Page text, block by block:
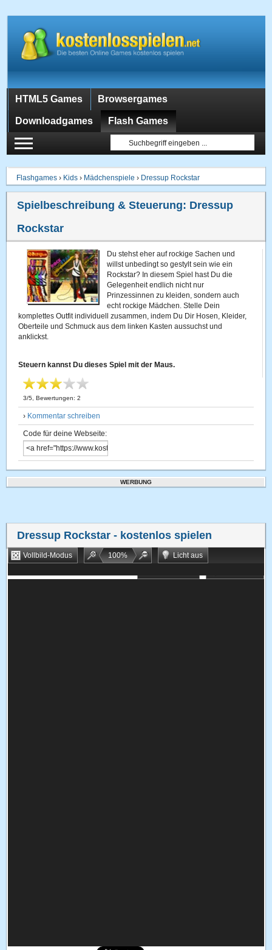
HTML5 Games Browsergames
Downloadgames Flash Games
Flashgames › Kids › Mädchenspiele › Dressup Rockstar
Spielbeschreibung & Steuerung: Dressup
Rockstar
Du stehst eher auf rockige Sachen und
willst unbedingt so gestylt sein wie ein
Rockstar? In diesem Spiel hast Du die
Gelegenheit endlich nicht nur
Prinzessinnen zu kleiden, sondern auch
echt rockige Mädchen. Stelle Dein
komplettes Outfit individuell zusammen, indem Du Dir Hosen, Kleider,
Oberteile und Schmuck aus dem linken Kasten aussuchst und
anklickst.
Steuern kannst Du dieses Spiel mit der Maus.
3/5 , Bewertungen:2
› Kommentar schreiben
Code für deine Webseite:
WERBUNG
Dressup Rockstar - kostenlos spielen
Vollbild-Modus 100%
Licht aus